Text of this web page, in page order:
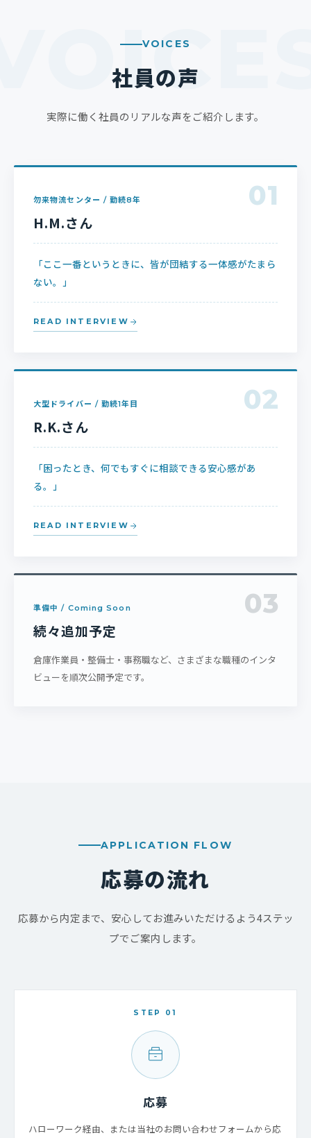
VOICES
社員の声
実際に働く社員のリアルな声をご紹介します。
01
勿来物流センター / 勤続8年
H.M.さん
「ここ一番というときに、皆が団結する一体感がたまら
ない。」
READ INTERVIEW
02
大型ドライバー / 勤続1年目
R.K.さん
「困ったとき、何でもすぐに相談できる安心感があ
る。」
READ INTERVIEW
03
準備中 / Coming Soon
続々追加予定
倉庫作業員・整備士・事務職など、さまざまな職種のインタ
ビューを順次公開予定です。
APPLICATION FLOW
応募の流れ
応募から内定まで、安心してお進みいただけるよう4ステッ
プでご案内します。
STEP 01
応募
ハローワーク経由、または当社のお問い合わせフォームから応